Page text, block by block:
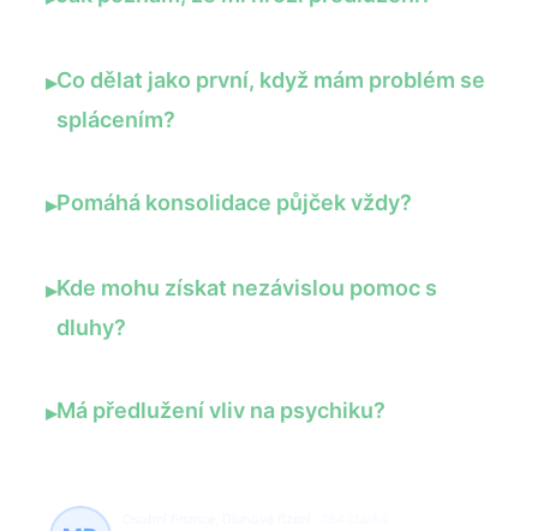
▸Co dělat jako první, když mám problém se
splácením?
▸Pomáhá konsolidace půjček vždy?
▸Kde mohu získat nezávislou pomoc s
dluhy?
▸Má předlužení vliv na psychiku?